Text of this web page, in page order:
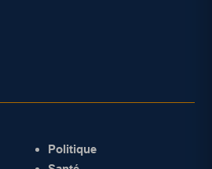
Politique